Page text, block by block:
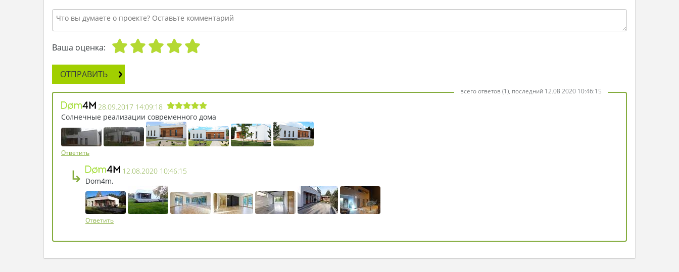
Ваша оценка:
ОТПРАВИТЬ
всего ответов (1), последний 12.08.2020 10:46:15
28.09.2017 14:09:18
Солнечные реализации современного дома
Ответить
↳
12.08.2020 10:46:15
Dom4m,
Ответить